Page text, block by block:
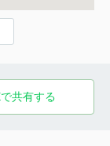
共有する